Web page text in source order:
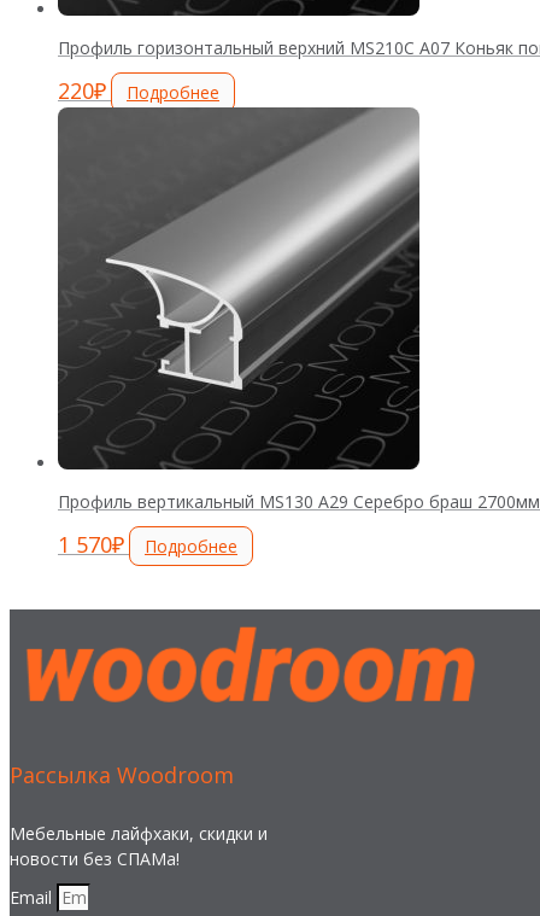
Профиль горизонтальный верхний MS210С А07 Коньяк
220₽ Подробнее
Профиль вертикальный MS130 А29 Серебро браш 2700мм
1 570₽ Подробнее
Рассылка Woodroom
Мебельные лайфхаки, скидки и
новости без СПАМа!
Email